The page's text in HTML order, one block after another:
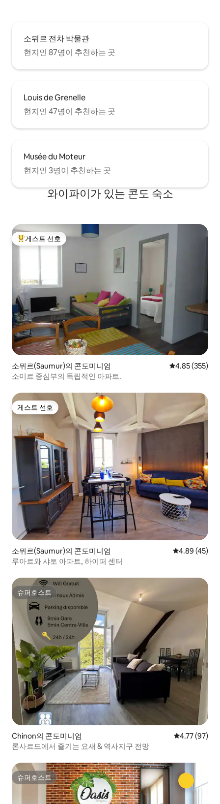
소뮈르 전차 박물관
현지인 87명이 추천하는 곳
Louis de Grenelle
현지인 47명이 추천하는 곳
Musée du Moteur
현지인 3명이 추천하는 곳
와이파이가 있는 콘도 숙소
상위 게스트 선호
게스트 선호
소뮈르(Saumur)의 콘도미니엄 평점 4.85점(5
4.85 (355)
소미르 중심부의 독립적인 아파트.
게스트 선호
게스트 선호
소뮈르(Saumur)의 콘도미니엄 평점 4.89점(5
4.89 (45)
루아르와 샤토 아파트, 하이퍼 센터
슈퍼호스트
슈퍼호스트
Chinon의 콘도미니엄 평점 4.77점
4.77 (97)
론사르드에서 즐기는 요새 & 역사지구 전망
슈퍼호스트
슈퍼호스트